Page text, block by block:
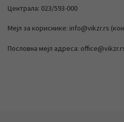
Централа: 023/593-000
Мејл за кориснике: info@vikzr.rs
Пословна мејл адреса: